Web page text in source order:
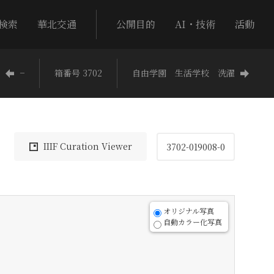
索 華北交通 公開目的 AI・技術 活動
− 箱番号 3702 自由学園 生活学校 洗濯
IIIF Curation Viewer 3702-019008-0
オリジナル写真
自動カラー化写真